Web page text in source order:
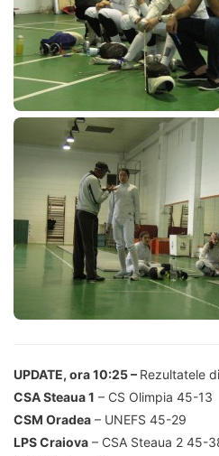
UPDATE, ora 10:25 – Rezultatele
CSA Steaua 1 – CS Olimpia 45-13
CSM Oradea – UNEFS 45-29
LPS Craiova – CSA Steaua 2 45-